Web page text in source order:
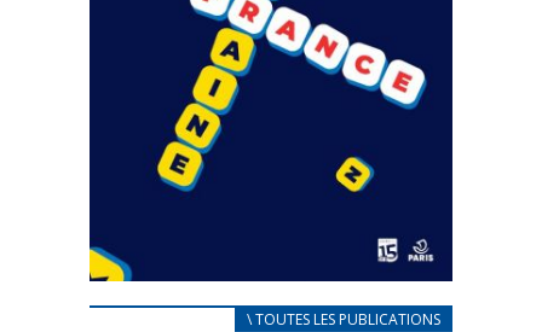
CARNET D’ACCUEIL\ TOUTES LES PUBLICATIONS